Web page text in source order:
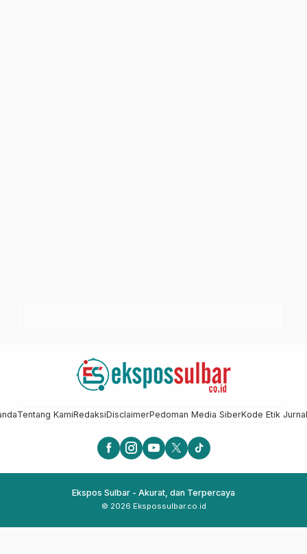
Tentang KamiRedaksiDisclaimerPedoman Media SiberKode Etik
Ekspos Sulbar - Akurat, dan Terpercaya
© 2026 Ekspossulbar.co.id